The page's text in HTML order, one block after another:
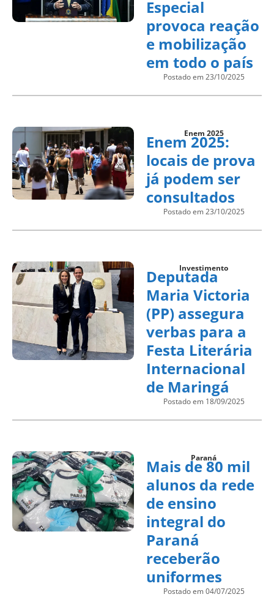
Especial
provoca reação
e mobilização
em todo o país
Postado em 23/10/2025
Enem 2025
Enem 2025:
locais de prova
já podem ser
consultados
Postado em 23/10/2025
Investimento
Deputada
Maria Victoria
(PP) assegura
verbas para a
Festa Literária
Internacional
de Maringá
Postado em 18/09/2025
Paraná
Mais de 80 mil
alunos da rede
de ensino
integral do
Paraná
receberão
uniformes
Postado em 04/07/2025